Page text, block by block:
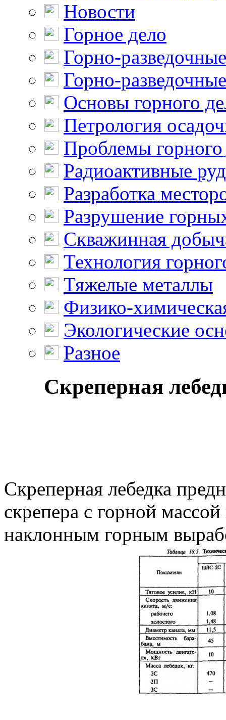
Новости
Горное дело
Горно-
Горно-
Основы горного
Петрология
Проблемы горного
Радиоактивные
Разработка
Разрушение
Скважинная
Технология
Тяжелые металлы
Физико-
Экологические
Разное
Скреперная
Скреперная лебедка
скрепера с горной
наклонным горным